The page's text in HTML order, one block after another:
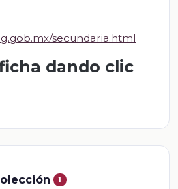
secundaria.html
dando clic
1